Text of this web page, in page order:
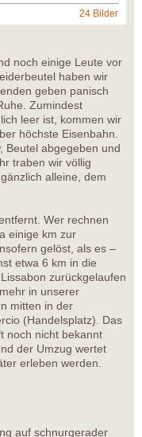
24 Bilder
noch einige Leute vor
haben wir
geben panisch
Zumindest
leer ist, kommen wir
höchste Eisenbahn.
Beutel abgegeben und
traben wir völlig
alleine, dem
Wer rechnen
einige km zur
gelöst, als es –
etwa 6 km in die
zurückgelaufen
in unserer
mitten in der
(Handelsplatz). Das
noch nicht bekannt
der Umzug wertet
erleben werden.
auf schnurgerader